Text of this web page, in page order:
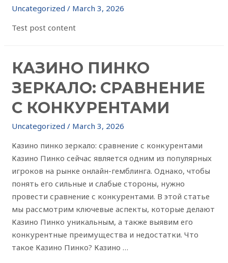
Uncategorized / March 3, 2026
Test post content
КАЗИНО ПИНКО
ЗЕРКАЛО: СРАВНЕНИЕ
С КОНКУРЕНТАМИ
Uncategorized / March 3, 2026
Казино пинко зеркало: сравнение с конкурентами
Казино Пинко сейчас является одним из популярных
игроков на рынке онлайн-гемблинга. Однако, чтобы
понять его сильные и слабые стороны, нужно
провести сравнение с конкурентами. В этой статье
мы рассмотрим ключевые аспекты, которые делают
Казино Пинко уникальным, а также выявим его
конкурентные преимущества и недостатки. Что
такое Казино Пинко? Казино …